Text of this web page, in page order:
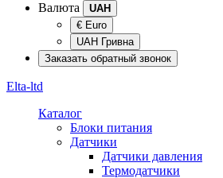
Валюта
UAH
€ Euro
UAH Гривна
Заказать обратный звонок
Elta-ltd
Каталог
Блоки питания
Датчики
Датчики давления
Термодатчики